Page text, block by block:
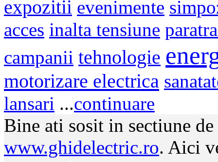
expozitii evenimente
acces inalta tensiune
campanii tehnologie
motorizare electrica
lansari ...continuare
Bine ati sosit in sectiune
www.ghidelectric.ro. Aici